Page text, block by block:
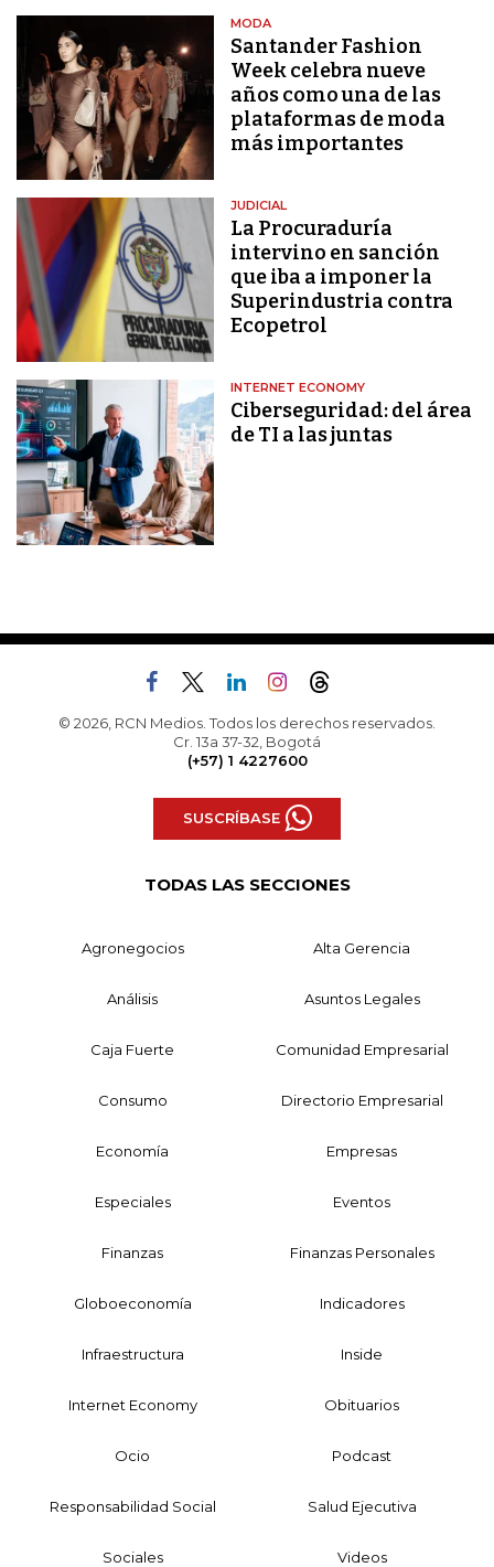
MODA
Santander Fashion
Week celebra nueve
años como una de las
plataformas de moda
más importantes
JUDICIAL
La Procuraduría
intervino en sanción
que iba a imponer la
Superindustria contra
Ecopetrol
INTERNET ECONOMY
Ciberseguridad: del área
de TI a las juntas
© 2026, RCN Medios. Todos los derechos reservados.
Cr. 13a 37-32, Bogotá
(+57) 1 4227600
SUSCRÍBASE
TODAS LAS SECCIONES
Agronegocios Alta Gerencia
Análisis Asuntos Legales
Caja Fuerte Comunidad Empresarial
Consumo Directorio Empresarial
Economía Empresas
Especiales Eventos
Finanzas Finanzas Personales
Globoeconomía Indicadores
Infraestructura Inside
Internet Economy Obituarios
Ocio Podcast
Responsabilidad Social Salud Ejecutiva
Sociales Videos